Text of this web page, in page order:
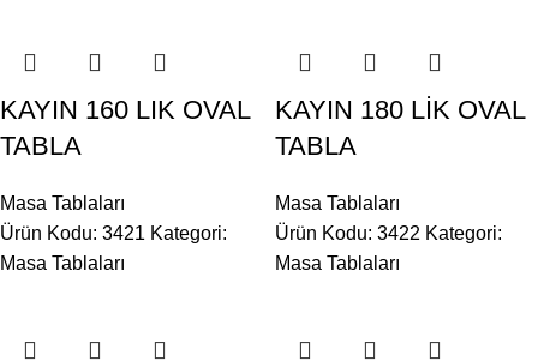
KAYIN 160 LIK OVAL
TABLA
Masa Tablaları
Ürün Kodu: 3421 Kategori:
Masa Tablaları
KAYIN 180 LİK OVAL
TABLA
Masa Tablaları
Ürün Kodu: 3422 Kategori:
Masa Tablaları